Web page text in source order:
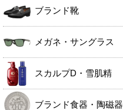
ブランド靴
メガネ・サングラス
スカルプD・雪肌精
ブランド食器・陶磁器